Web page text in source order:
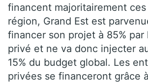
financent majoritairement ces
région, Grand Est est
financer son projet à 85% par
privé et ne va donc injecter
15% du budget global. Les
privées se financeront grâce